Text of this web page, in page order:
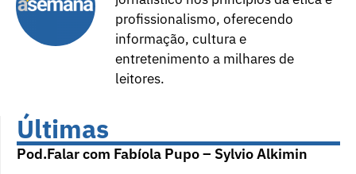
profissionalismo, oferecendo
informação, cultura e
entretenimento a milhares de
leitores.
Últimas
Pod.Falar com Fabíola Pupo – Sylvio Alkimin